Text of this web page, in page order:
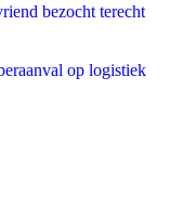
bezocht terecht
op logistiek